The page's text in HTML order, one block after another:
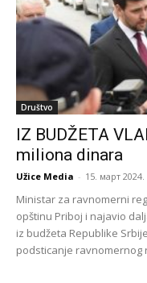
Društvo
IZ BUDŽETA
miliona dinara
Užice Media - 15. март 2024.
Ministar za ravnomerni
opštinu Priboj i najavio
iz budžeta Republike
podsticanje ravnomernog